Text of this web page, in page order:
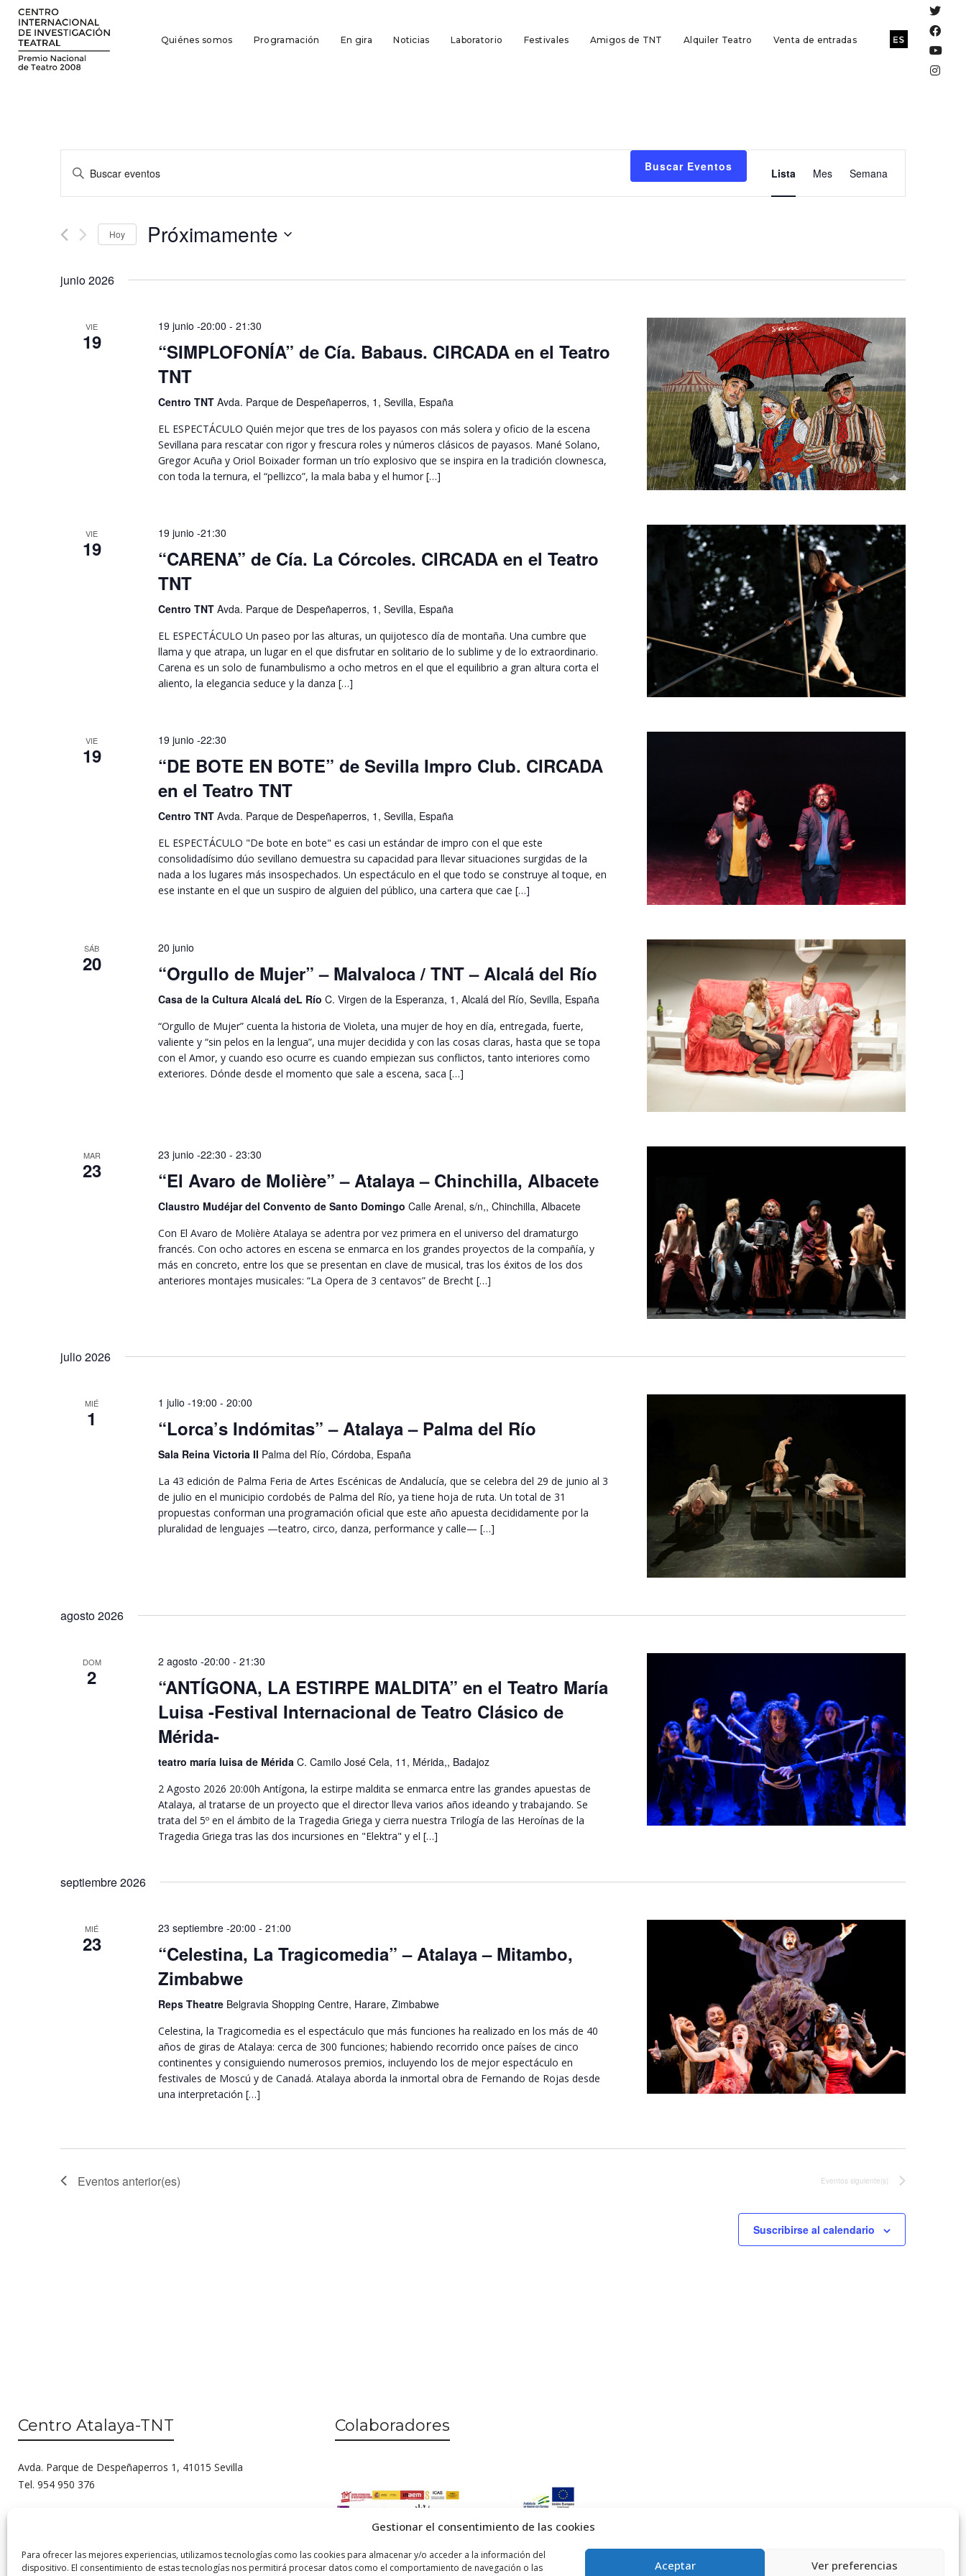
Gestionar el consentimiento de las cookies
Para ofrecer las mejores experiencias, utilizamos tecnologías como las cookies para almacenar y/o acceder a la información del
dispositivo. El consentimiento de estas tecnologías nos permitirá procesar datos como el comportamiento de navegación o las
Aceptar Ver preferencias
Quiénes somos Programación En gira Noticias Laboratorio Festivales Amigos de TNT Alquiler Teatro Venta de entradas
Navegación
y
de
Introduce
palabra
Busca
Eventos
la
Buscar Eventos
de
vistas
Lista Mes Semana
Hoy Próximamente
junio 2026
VIE
19
19 junio -20:00 - 21:30
“SIMPLOFONÍA” de Cía. Babaus. CIRCADA en el Teatro
TNT
Centro TNT Avda. Parque de Despeñaperros, 1, Sevilla, España
EL ESPECTÁCULO Quién mejor que tres de los payasos con más solera y oficio de la escena
Sevillana para rescatar con rigor y frescura roles y números clásicos de payasos. Mané Solano,
Gregor Acuña y Oriol Boixader forman un trío explosivo que se inspira en la tradición clownesca,
con toda la ternura, el “pellizco”, la mala baba y el humor […]
VIE
19
19 junio -21:30
“CARENA” de Cía. La Córcoles. CIRCADA en el Teatro
TNT
Centro TNT Avda. Parque de Despeñaperros, 1, Sevilla, España
EL ESPECTÁCULO Un paseo por las alturas, un quijotesco día de montaña. Una cumbre que
llama y que atrapa, un lugar en el que disfrutar en solitario de lo sublime y de lo extraordinario.
Carena es un solo de funambulismo a ocho metros en el que el equilibrio a gran altura corta el
aliento, la elegancia seduce y la danza […]
VIE
19
19 junio -22:30
“DE BOTE EN BOTE” de Sevilla Impro Club. CIRCADA
en el Teatro TNT
Centro TNT Avda. Parque de Despeñaperros, 1, Sevilla, España
EL ESPECTÁCULO "De bote en bote" es casi un estándar de impro con el que este
consolidadísimo dúo sevillano demuestra su capacidad para llevar situaciones surgidas de la
nada a los lugares más insospechados. Un espectáculo en el que todo se construye al toque, en
ese instante en el que un suspiro de alguien del público, una cartera que cae […]
SÁB
20
20 junio
“Orgullo de Mujer” – Malvaloca / TNT – Alcalá del Río
Casa de la Cultura Alcalá deL Río C. Virgen de la Esperanza, 1, Alcalá del Río, Sevilla, España
“Orgullo de Mujer” cuenta la historia de Violeta, una mujer de hoy en día, entregada, fuerte,
valiente y “sin pelos en la lengua”, una mujer decidida y con las cosas claras, hasta que se topa
con el Amor, y cuando eso ocurre es cuando empiezan sus conflictos, tanto interiores como
exteriores. Dónde desde el momento que sale a escena, saca […]
MAR
23
23 junio -22:30 - 23:30
“El Avaro de Molière” – Atalaya – Chinchilla, Albacete
Claustro Mudéjar del Convento de Santo Domingo Calle Arenal, s/n,, Chinchilla, Albacete
Con El Avaro de Molière Atalaya se adentra por vez primera en el universo del dramaturgo
francés. Con ocho actores en escena se enmarca en los grandes proyectos de la compañía, y
más en concreto, entre los que se presentan en clave de musical, tras los éxitos de los dos
anteriores montajes musicales: “La Opera de 3 centavos” de Brecht […]
julio 2026
MIÉ
1
1 julio -19:00 - 20:00
“Lorca’s Indómitas” – Atalaya – Palma del Río
Sala Reina Victoria II Palma del Río, Córdoba, España
La 43 edición de Palma Feria de Artes Escénicas de Andalucía, que se celebra del 29 de junio al 3
de julio en el municipio cordobés de Palma del Río, ya tiene hoja de ruta. Un total de 31
propuestas conforman una programación oficial que este año apuesta decididamente por la
pluralidad de lenguajes —teatro, circo, danza, performance y calle— […]
agosto 2026
DOM
2
2 agosto -20:00 - 21:30
“ANTÍGONA, LA ESTIRPE MALDITA” en el Teatro María
Luisa -Festival Internacional de Teatro Clásico de
Mérida-
teatro maría luisa de Mérida C. Camilo José Cela, 11, Mérida,, Badajoz
2 Agosto 2026 20:00h Antígona, la estirpe maldita se enmarca entre las grandes apuestas de
Atalaya, al tratarse de un proyecto que el director lleva varios años ideando y trabajando. Se
trata del 5º en el ámbito de la Tragedia Griega y cierra nuestra Trilogía de las Heroínas de la
Tragedia Griega tras las dos incursiones en "Elektra" y el […]
septiembre 2026
MIÉ
23
23 septiembre -20:00 - 21:00
“Celestina, La Tragicomedia” – Atalaya – Mitambo,
Zimbabwe
Reps Theatre Belgravia Shopping Centre, Harare, Zimbabwe
Celestina, la Tragicomedia es el espectáculo que más funciones ha realizado en los más de 40
años de giras de Atalaya: cerca de 300 funciones; habiendo recorrido once países de cinco
continentes y consiguiendo numerosos premios, incluyendo los de mejor espectáculo en
festivales de Moscú y de Canadá. Atalaya aborda la inmortal obra de Fernando de Rojas desde
una interpretación […]
Eventosanterior(es) Eventos siguiente(s)
Suscribirse al calendario
Centro Atalaya-TNT
Avda. Parque de Despeñaperros 1, 41015 Sevilla
Tel. 954 950 376
Colaboradores